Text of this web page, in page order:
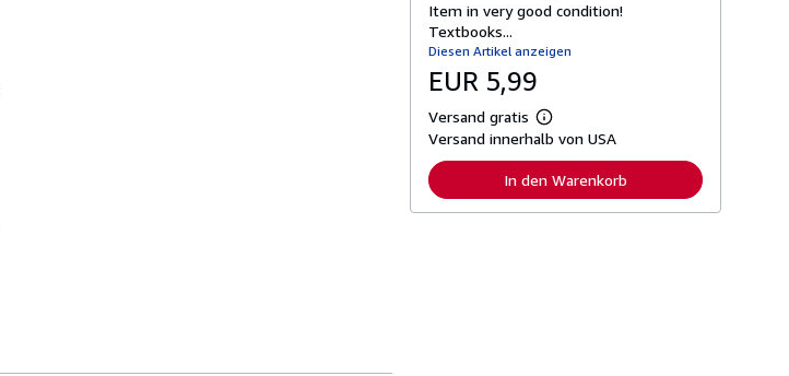
Item in very good condition!
Textbooks...
Diesen Artikel anzeigen
EUR 5,99
Versand gratis
W
e
e
Versand innerhalb von USA
In den Warenkorb